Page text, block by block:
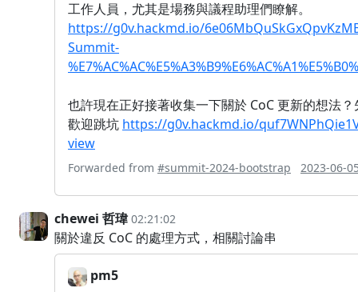
工作人員，尤其是場務與議程助理們瞭解。
https://g0v.hackmd.io/
Summit-
也許現在正好接著收集一下關於 CoC 更新的想法
歡迎跳坑 https://g0v.hackmd.io/
view
Forwarded from #summit-2024-bootstrap 2023-06-
chewei 哲瑋 02:21:02
關於違反 CoC 的處理方式，相關討論串
pm5